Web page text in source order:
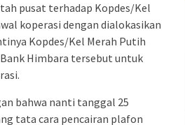
pusat terhadap Kopdes/Kel
koperasi dengan dialokasikan
Kopdes/Kel Merah Putih
Himbara tersebut untuk
bahwa nanti tanggal 25
tata cara pencairan plafon